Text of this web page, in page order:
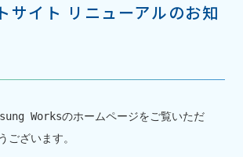
サイト リニューアルのお知
Worksのホームページをご覧いただ
ございます。